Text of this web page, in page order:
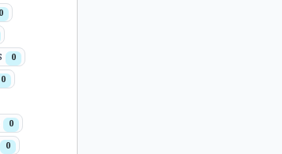
0
0
0
0
0